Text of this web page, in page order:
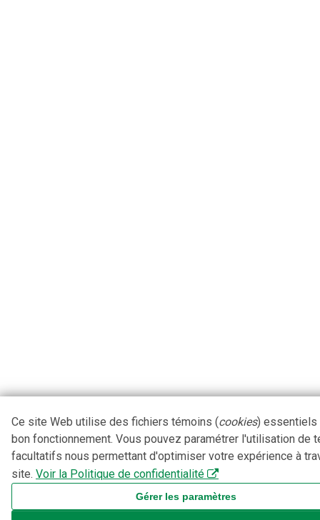
Ce site Web utilise des fichiers témoins (cookies) essentiels
bon fonctionnement. Vous pouvez paramétrer l'utilisation de
facultatifs nous permettant d'optimiser votre expérience à
site. Voir la Politique de confidentialité
Gérer les paramètres